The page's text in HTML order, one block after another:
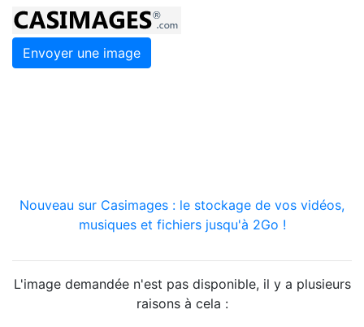
Envoyer une image
Nouveau sur Casimages : le stockage de vos vidéos,
musiques et fichiers jusqu'à 2Go !
L'image demandée n'est pas disponible, il y a plusieurs
raisons à cela :